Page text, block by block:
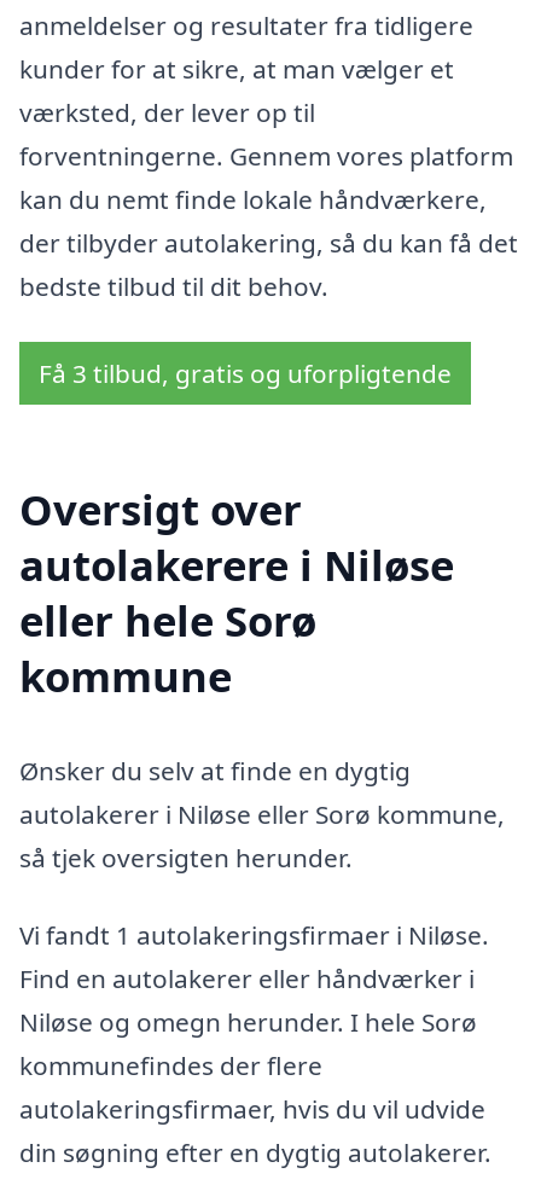
anmeldelser og resultater fra tidligere
kunder for at sikre, at man vælger et
værksted, der lever op til
forventningerne. Gennem vores platform
kan du nemt finde lokale håndværkere,
der tilbyder autolakering, så du kan få det
bedste tilbud til dit behov.
Få 3 tilbud, gratis og uforpligtende
Oversigt over
autolakerere i Niløse
eller hele Sorø
kommune
Ønsker du selv at finde en dygtig
autolakerer i Niløse eller Sorø kommune,
så tjek oversigten herunder.
Vi fandt 1 autolakeringsfirmaer i Niløse.
Find en autolakerer eller håndværker i
Niløse og omegn herunder. I hele Sorø
kommunefindes der flere
autolakeringsfirmaer, hvis du vil udvide
din søgning efter en dygtig autolakerer.